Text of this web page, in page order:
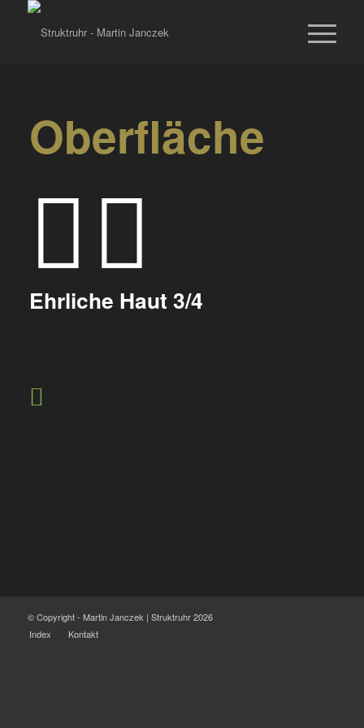
Oberfläche
Ehrliche Haut 3/4
© Copyright - Martin Janczek | Struktruhr 2026
Index
Kontakt